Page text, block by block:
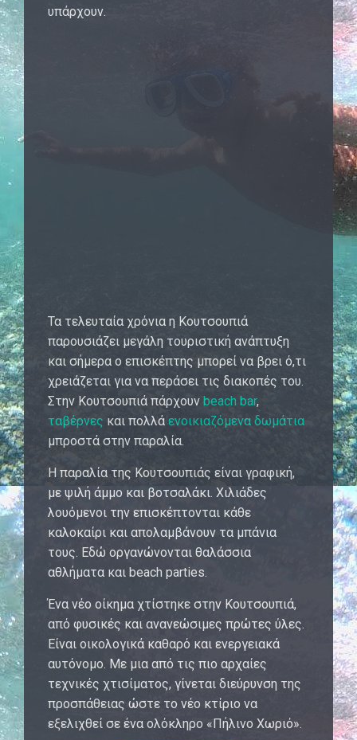
υπάρχουν.
Τα τελευταία χρόνια η Κουτσουπιά
παρουσιάζει μεγάλη τουριστική ανάπτυξη
και σήμερα ο επισκέπτης μπορεί να βρει ό,τι
χρειάζεται για να περάσει τις διακοπές του.
Στην Κουτσουπιά πάρχουν beach bar,
ταβέρνες και πολλά ενοικιαζόμενα δωμάτια
μπροστά στην παραλία.
Η παραλία της Κουτσουπιάς είναι γραφική,
με ψιλή άμμο και βοτσαλάκι. Χιλιάδες
λουόμενοι την επισκέπτονται κάθε
καλοκαίρι και απολαμβάνουν τα μπάνια
τους. Εδώ οργανώνονται θαλάσσια
αθλήματα και beach parties.
Ένα νέο οίκημα χτίστηκε στην Κουτσουπιά,
από φυσικές και ανανεώσιμες πρώτες ύλες.
Είναι οικολογικά καθαρό και ενεργειακά
αυτόνομο. Με μια από τις πιο αρχαίες
τεχνικές χτισίματος, γίνεται διεύρυνση της
προσπάθειας ώστε το νέο κτίριο να
εξελιχθεί σε ένα ολόκληρο «Πήλινο Χωριό».